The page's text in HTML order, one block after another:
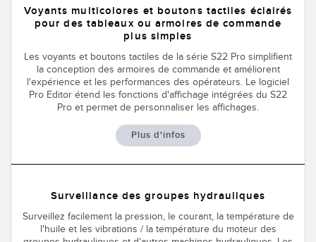
CAPTEURS
Capteurs photoélectriques
Mesure de distance laser
Barrières de mesure
Temps de parcours 3D
Fibres optiques
IIOT ET L'USINE
INTELLIGENTE
Appel de pièces, service ou retrait de palettes
Communication en usine
Détection fiable des bords avant
Maintenance prédictive
Surveillance du niveau des cuves
Efficacité globale de l'équipement (OEE)
Voyants multicolores et boutons tactiles éclairés
pour des tableaux ou armoires de commande
plus simples
Les voyants et boutons tactiles de la série S22 Pro simplifient
la conception des armoires de commande et améliorent
l'expérience et les performances des opérateurs. Le logiciel
Pro Editor étend les fonctions d'affichage intégrées du S22
Pro et permet de personnaliser les affichages.
Plus d'infos
Surveillance des groupes hydrauliques
Surveillez facilement la pression, le courant, la température de
l'huile et les vibrations / la température du moteur des